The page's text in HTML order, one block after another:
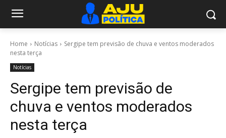
Home Notícias
Sergipe tem previsão de chuva e ventos moderados
nesta terça
Notícias
Sergipe tem previsão de
chuva e ventos moderados
nesta terça